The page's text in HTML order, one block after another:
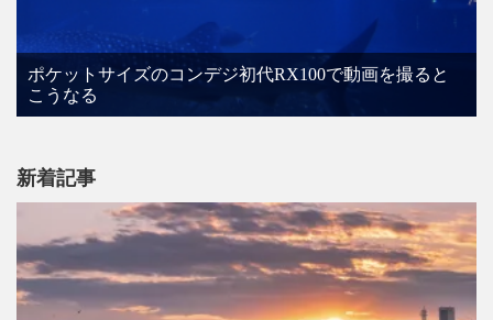
ポケットサイズのコンデジ初代RX100で動画を撮ると
こうなる
新着記事